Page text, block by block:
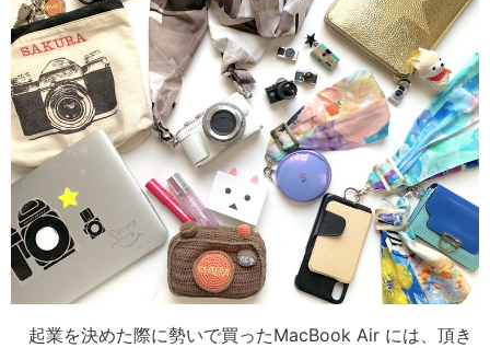
起業を決めた際に勢いで買ったMacBook Air には、頂き